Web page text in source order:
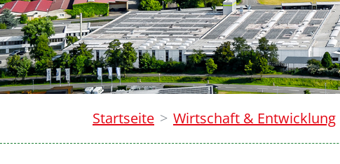
Startseite Wirtschaft & Entwicklung